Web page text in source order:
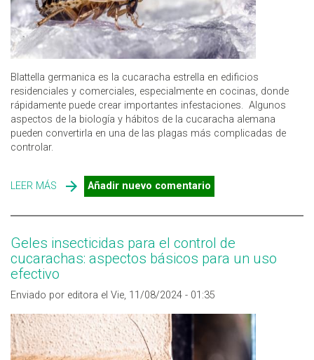
Blattella germanica es la cucaracha estrella en edificios
residenciales y comerciales, especialmente en cocinas, donde
rápidamente puede crear importantes infestaciones. Algunos
aspectos de la biología y hábitos de la cucaracha alemana
pueden convertirla en una de las plagas más complicadas de
controlar.
LEER MÁS SOBRE CONTROL DE LA CUCARACHA ALEMANA: 8
FACTORES CLAVE
Añadir nuevo comentario
Geles insecticidas para el control de
cucarachas: aspectos básicos para un uso
efectivo
Enviado por editora el Vie, 11/08/2024 - 01:35